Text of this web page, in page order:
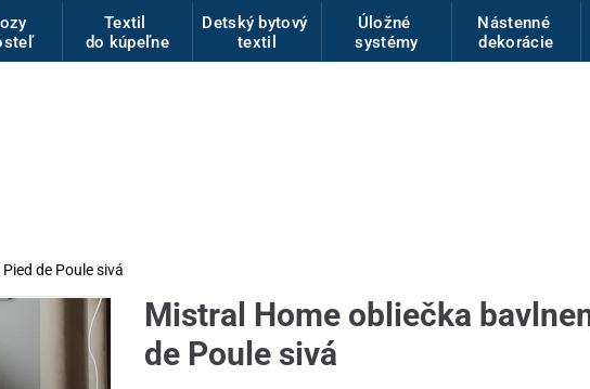
Textil
do kúpeľne
Detský bytový
textil
Úložné
systémy
Nástenné
dekorácie
de Poule sivá
Mistral Home obliečka
de Poule sivá